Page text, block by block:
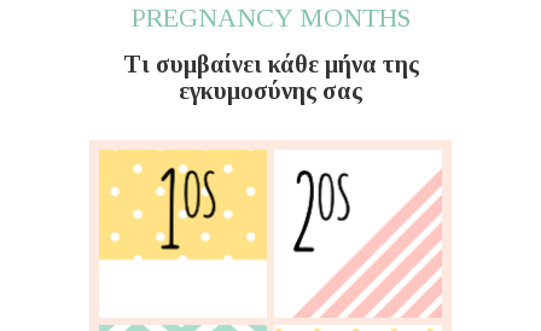
PREGNANCY MONTHS
Τι συμβαίνει κάθε μήνα της
εγκυμοσύνης σας